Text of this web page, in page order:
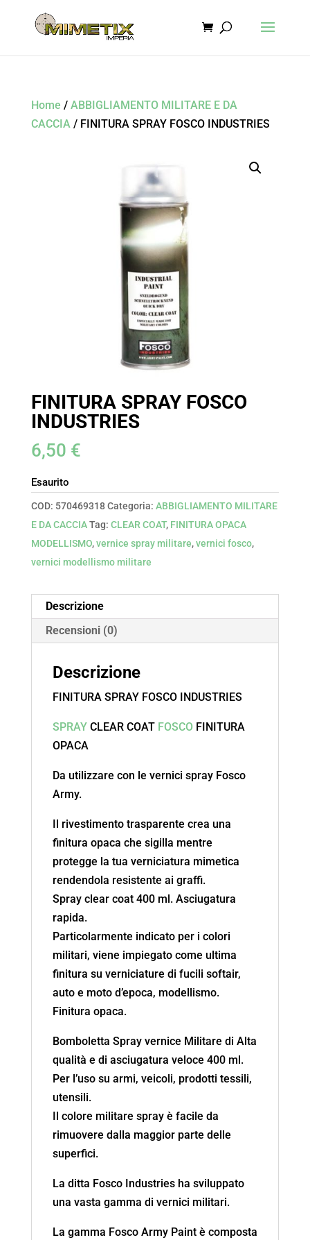
Home / ABBIGLIAMENTO MILITARE E DA
CACCIA/ FINITURA SPRAY FOSCO INDUSTRIES
FINITURA SPRAY FOSCO
INDUSTRIES
6,50 €
Esaurito
COD: 570469318 Categoria: ABBIGLIAMENTO MILITARE
E DA CACCIA Tag: CLEAR COAT, FINITURA OPACA
MODELLISMO,vernice spray militare,vernici fosco,
vernici modellismo militare
Descrizione
Recensioni (0)
Descrizione
FINITURA SPRAY FOSCO INDUSTRIES
SPRAYCLEAR COAT FOSCOFINITURA
OPACA
Da utilizzare con le vernici spray Fosco
Army.
Il rivestimento trasparente crea una
finitura opaca che sigilla mentre
protegge la tua verniciatura mimetica
rendendola resistente ai graffi.
Spray clear coat 400 ml. Asciugatura
rapida.
Particolarmente indicato per i colori
militari, viene impiegato come ultima
finitura su verniciature di fucili softair,
auto e moto d’epoca, modellismo.
Finitura opaca.
Bomboletta Spray vernice Militare di Alta
qualità e di asciugatura veloce 400 ml.
Per l’uso su armi, veicoli, prodotti tessili,
utensili.
Il colore militare spray è facile da
rimuovere dalla maggior parte delle
superfici.
La ditta Fosco Industries ha sviluppato
una vasta gamma di vernici militari.
La gamma Fosco Army Paint è composta